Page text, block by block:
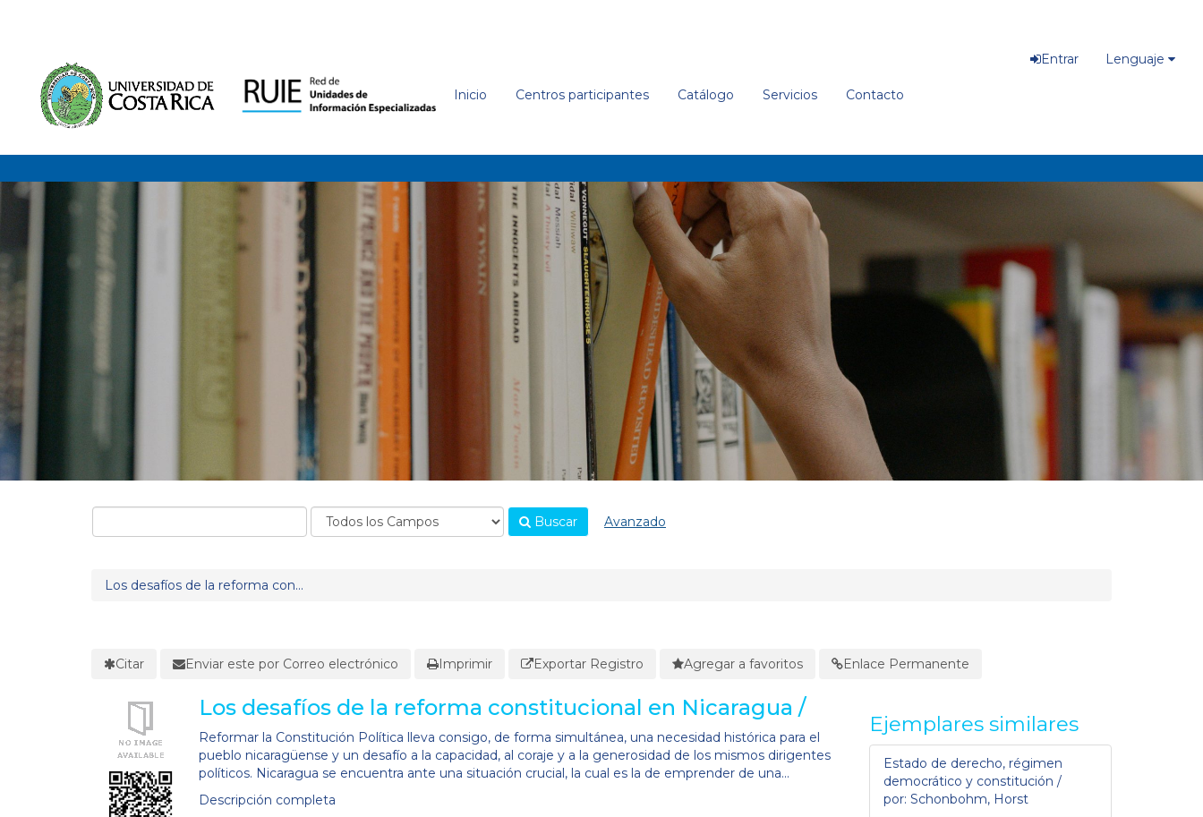
Inicio Centros participantes Catálogo Servicios Contacto
Entrar Lenguaje
Buscar Avanzado
Los desafíos de la reforma con...
Citar Enviar este por Correo electrónico Imprimir Exportar Registro Agregar a favoritos Enlace Permanente
Los desafíos de la reforma constitucional en Nicaragua /
Reformar la Constitución Política lleva consigo, de forma simultánea, una necesidad histórica para el
pueblo nicaragüense y un desafío a la capacidad, al coraje y a la generosidad de los mismos dirigentes
políticos. Nicaragua se encuentra ante una situación crucial, la cual es la de emprender de una...
Descripción completa
Ejemplares similares
Estado de derecho, régimen
democrático y constitución /
por: Schonbohm, Horst